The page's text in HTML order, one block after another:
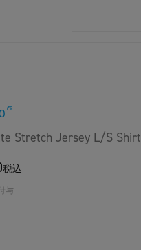
Stretch Jersey L/S Shirt
税込
与